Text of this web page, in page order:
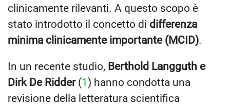
clinicamente rilevanti. A questo scopo è
stato introdotto il concetto di differenza
minima clinicamente importante (MCID).
In un recente studio, Berthold Langguth e
Dirk De Ridder(1) hanno condotta una
revisione della letteratura scientifica